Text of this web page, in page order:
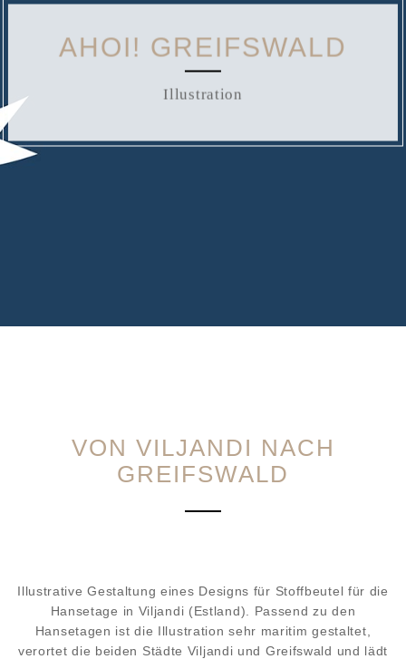
AHOI! GREIFSWALD
Illustration
VON VILJANDI NACH
GREIFSWALD
Illustrative Gestaltung eines Designs für Stoffbeutel für die
Hansetage in Viljandi (Estland). Passend zu den
Hansetagen ist die Illustration sehr maritim gestaltet,
verortet die beiden Städte Viljandi und Greifswald und lädt